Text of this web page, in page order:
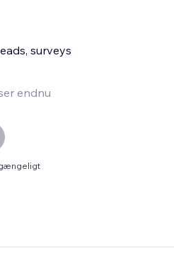
surveys
endnu